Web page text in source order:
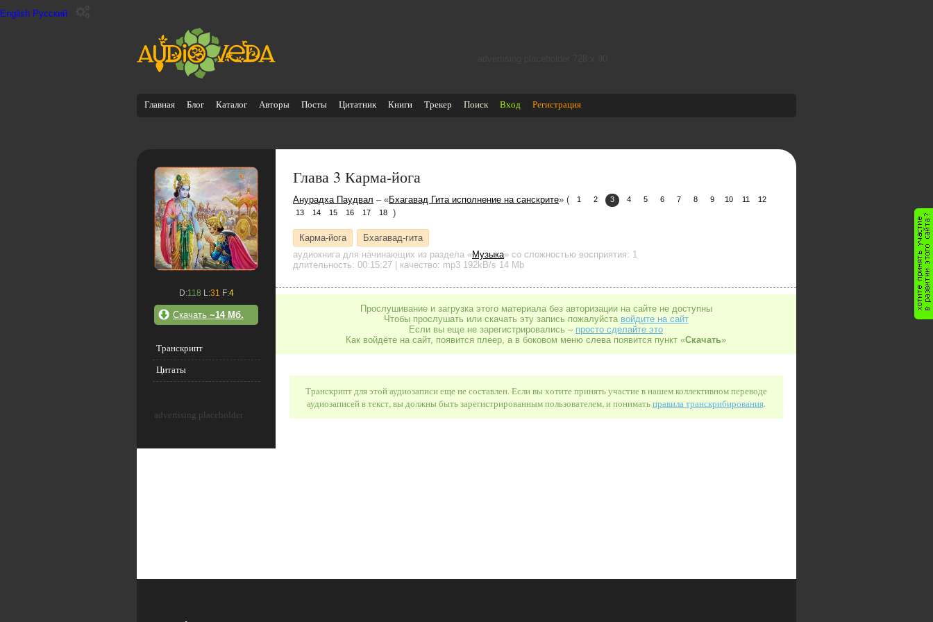
English Русский
Главная Блог Каталог Авторы Посты Цитатник Книги Трекер Поиск Вход Регистрация
D:118 L:31 F:4
Скачать ~14 Мб.
Транскрипт
Цитаты
advertising placeholder
Глава 3 Карма-йога
Анурадха Паудвал – «Бхагавад Гита исполнение на санскрите» ( 1 2 3 4 5 6 7 8 9 10 11
12
13
14 15 16 17 18 )
Карма-йога
Бхагавад-гита
аудиокнига для начинающих из раздела «Музыка» со сложностью восприятия: 1
длительность: 00:15:27 | качество: mp3 192kB/s 14 Mb
Прослушивание и загрузка этого материала без авторизации на сайте не доступны
Чтобы прослушать или скачать эту запись пожалуйста войдите на сайт
Если вы еще не зарегистрировались – просто сделайте это
Как войдёте на сайт, появится плеер, а в боковом меню слева появится пункт «Скачать»
Транскрипт для этой аудиозаписи еще не составлен. Если вы хотите принять участие в нашем коллективном переводе
аудиозаписей в текст, вы должны быть зарегистрированным пользователем, и пониматьправила транскрибирования.